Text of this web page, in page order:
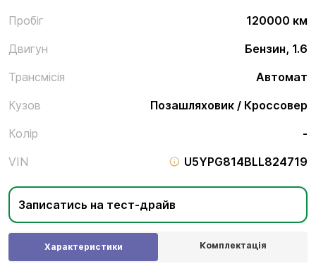
Пробіг
120000 км
Двигун
Бензин, 1.6
Трансмісія
Автомат
Кузов
Позашляховик / Кроссовер
Колір
-
VIN
U5YPG814BLL824719
Записатись на тест-драйв
Характеристики Комплектація